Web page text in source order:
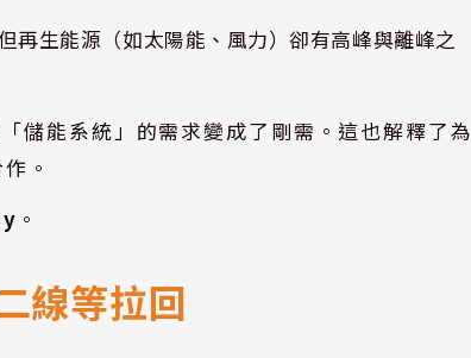
再生能源（如太陽能、風力）卻有高峰與離峰之
儲能系統」的需求變成了剛需。這也解釋了為
。
。
線等拉回